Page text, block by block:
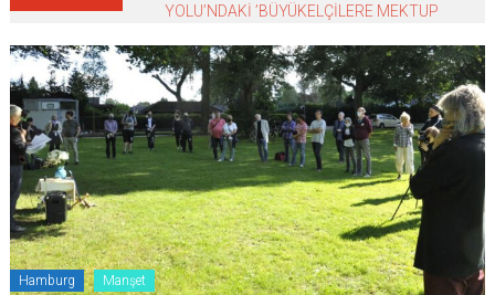
YOLU’NDAKİ ’BÜYÜKELÇİLERE MEKTUP
Hamburg Manşet